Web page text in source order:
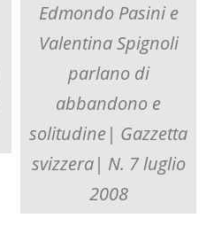
Edmondo Pasini e
Valentina Spignoli
parlano di
abbandono e
solitudine| Gazzetta
svizzera| N. 7 luglio
2008